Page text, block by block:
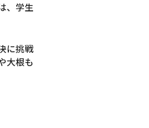
、学生
に挑戦
大根も